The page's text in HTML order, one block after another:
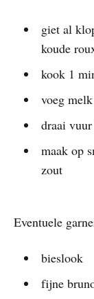
giet al
koude
kook 1
voeg
draai
maak op
zout
Eventuele
bieslook
fijne